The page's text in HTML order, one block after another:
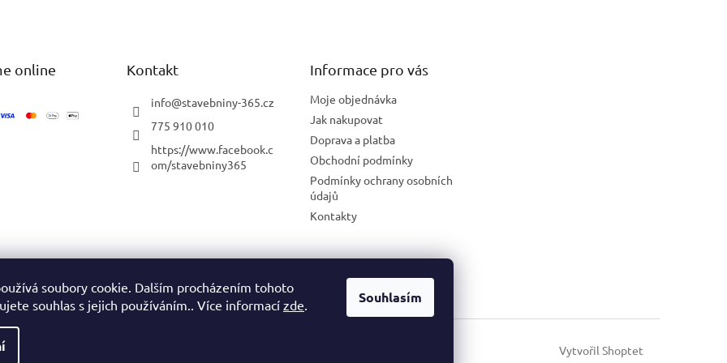
soubory cookie. Dalším procházením tohoto
souhlas s jejich používáním.. Více informací zde. Souhlasím
online
Kontakt
info@stavebniny-365.cz
775 910 010
https://www.facebook.c
om/stavebniny365
Informace pro vás
Moje objednávka
Jak nakupovat
Doprava a platba
Obchodní podmínky
Podmínky ochrany osobních
údajů
Kontakty
Vytvořil Shoptet